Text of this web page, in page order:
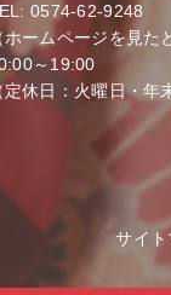
0574-62-9248
ホームページを見た
～19:00
定休日：火曜日・年
サイ